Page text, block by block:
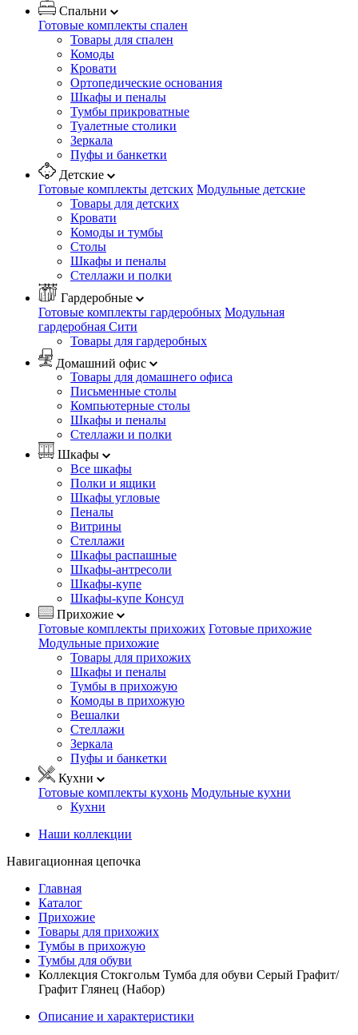
Спальни
Готовые комплекты спален
Товары для спален
Комоды
Кровати
Ортопедические основания
Шкафы и пеналы
Тумбы прикроватные
Туалетные столики
Зеркала
Пуфы и банкетки
Детские
Готовые комплекты детских Модульные детские
Товары для детских
Кровати
Комоды и тумбы
Столы
Шкафы и пеналы
Стеллажи и полки
Гардеробные
Готовые комплекты гардеробных Модульная
гардеробная Сити
Товары для гардеробных
Домашний офис
Товары для домашнего офиса
Письменные столы
Компьютерные столы
Шкафы и пеналы
Стеллажи и полки
Шкафы
Все шкафы
Полки и ящики
Шкафы угловые
Пеналы
Витрины
Стеллажи
Шкафы распашные
Шкафы-антресоли
Шкафы-купе
Шкафы-купе Консул
Прихожие
Готовые комплекты прихожих Готовые прихожие
Модульные прихожие
Товары для прихожих
Шкафы и пеналы
Тумбы в прихожую
Комоды в прихожую
Вешалки
Стеллажи
Зеркала
Пуфы и банкетки
Кухни
Готовые комплекты кухонь Модульные кухни
Кухни
Наши коллекции
Навигационная цепочка
Главная
Каталог
Прихожие
Товары для прихожих
Тумбы в прихожую
Тумбы для обуви
Коллекция Стокгольм Тумба для обуви Серый Графит/
Графит Глянец (Набор)
Описание и характеристики